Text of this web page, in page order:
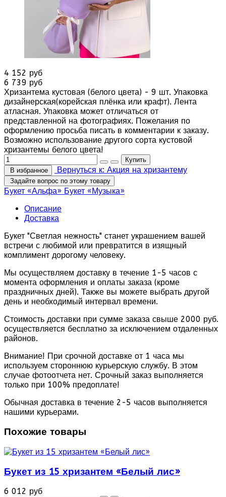
4 152 руб
6 739 руб
Хризантема кустовая (белого цвета) - 9 шт. Упаковка
дизайнерская(корейская плёнка или крафт). Лента
атласная. Упаковка может отличаться от
представленной на фотографиях. Пожелания по
оформлению просьба писать в комментарии к заказу.
Возможно использование другого сорта кустовой
хризантемы белого цвета!
В избранное Вернуться к: Акция на хризантему
Задайте вопрос по этому товару
Букет «Альфа» Букет «Музыка»
Описание
Доставка
Букет "Светлая нежность" станет украшением вашей
встречи с любимой или превратится в изящный
комплимент дорогому человеку.
Мы осуществляем доставку в течение 1-5 часов с
момента оформления и оплаты заказа (кроме
праздничных дней). Также вы можете выбрать другой
день и необходимый интервал времени.
Стоимость доставки при сумме заказа свыше 2000 руб.
осуществляется бесплатно за исключением отдаленных
районов.
Внимание! При срочной доставке от 1 часа мы
используем стороннюю курьерскую службу. В этом
случае фотоотчета нет. Срочный заказ выполняется
только при 100% предоплате!
Обычная доставка в течение 2-5 часов выполняется
нашими курьерами.
Похожие товары
Букет из 15 хризантем «Белый лис»
6 012 руб